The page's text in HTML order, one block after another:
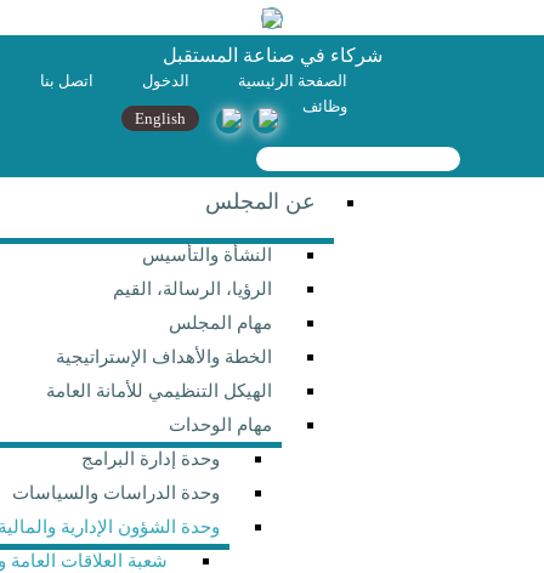
شركاء في صناعة المستقبل
الصفحة الرئيسية الدخول
اتصل بنا
البحث
English
عن المجلس
النشأة والتأسيس
الرؤيا، الرسالة، القيم
مهام المجلس
الخطة والأهداف الإستراتيجية
الهيكل التنظيمي للأمانة العامة
مهام الوحدات
وحدة إدارة البرامج
وحدة الدراسات والسياسات
وحدة الشؤون الإدارية والمالية
شعبة العلاقات العامة والاتصال